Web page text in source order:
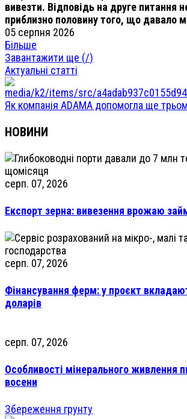
вивезти. Відповідь на друге питання
приблизно половину того, що давало
05 серпня 2026
Більше
Завантажити ще (/)
Актуальні статті
Як компанія ADAMA допомогла ще
НОВИНИ
серп. 07, 2026
Експорт зерна: вивезення врожаю
серп. 07, 2026
Фінансування ферм: у проєкт
доларів
серп. 07, 2026
Особливості мінерального живлення
восени
Збереження грунту